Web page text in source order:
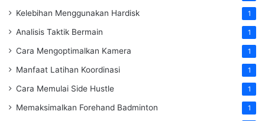
Kelebihan Menggunakan Hardisk 1
Analisis Taktik Bermain 1
Cara Mengoptimalkan Kamera 1
Manfaat Latihan Koordinasi 1
Cara Memulai Side Hustle 1
Memaksimalkan Forehand Badminton 1